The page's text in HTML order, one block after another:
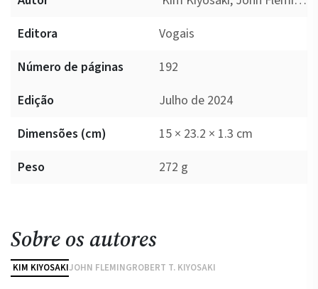
Editora
Vogais
Número de páginas
192
Edição
Julho de 2024
Dimensões (cm)
15 × 23.2 × 1.3 cm
Peso
272 g
Sobre os autores
KIM KIYOSAKIJOHN FLEMINGROBERT T. KIYOSAKI